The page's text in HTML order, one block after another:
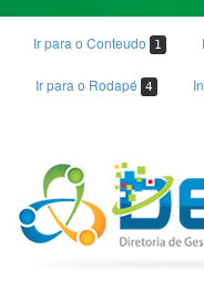
Ir para o Conteudo 1
Ir para o Rodapé 4